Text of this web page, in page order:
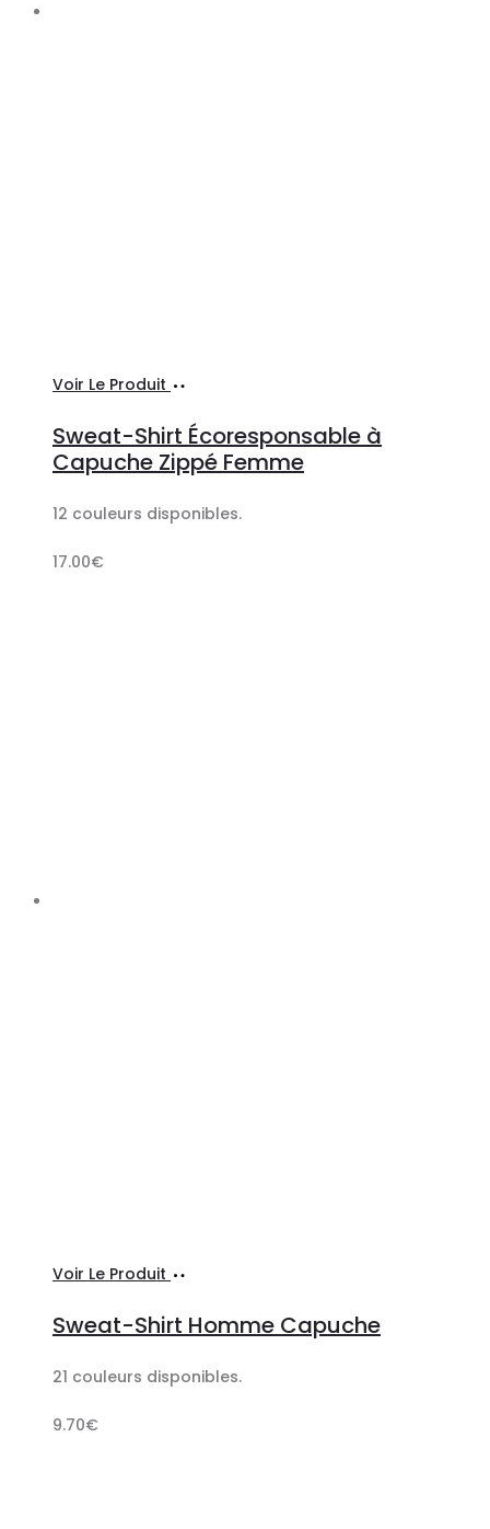
Voir Le Produit
panier
Sweat-Shirt Écoresponsable à
Capuche Zippé Femme
12 couleurs disponibles.
17.00€
Voir Le Produit
panier
Sweat-Shirt Homme Capuche
21 couleurs disponibles.
9.70€